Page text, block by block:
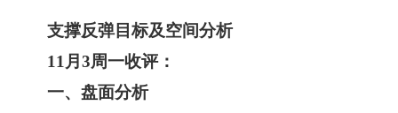
支撑反弹目标及空间分析
11月 3周一收评：
一、盘面分析